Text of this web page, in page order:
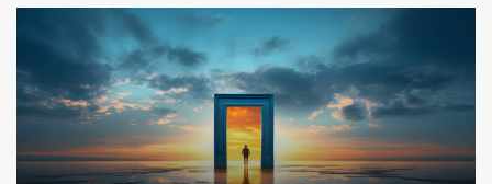
كيف
العبادات
شخصية
الإنسان؟